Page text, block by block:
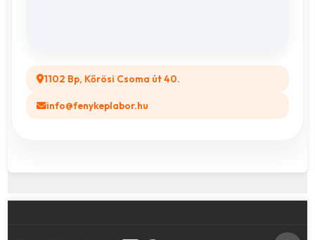
1102 Bp, Kőrösi Csoma út 40.
info@fenykeplabor.hu